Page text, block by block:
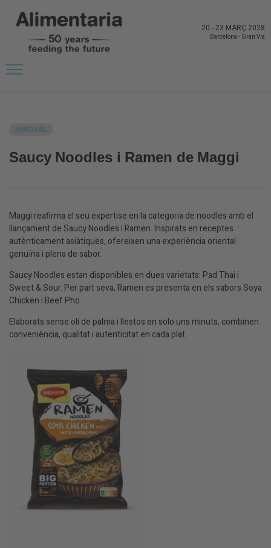
20 - 23 MARÇ 2028
Barcelona - Gran Via
INNOVAL
Saucy Noodles i Ramen de Maggi
Maggi reafirma el seu expertise en la categoria de noodles amb el
llançament de Saucy Noodles i Ramen. Inspirats en receptes
autènticament asiàtiques, ofereixen una experiència oriental
genuïna i plena de sabor.
Saucy Noodles estan disponibles en dues varietats: Pad Thai i
Sweet & Sour. Per part seva, Ramen es presenta en els sabors Soya
Chicken i Beef Pho.
Elaborats sense oli de palma i llestos en solo uns minuts, combinen
conveniència, qualitat i autenticitat en cada plat.